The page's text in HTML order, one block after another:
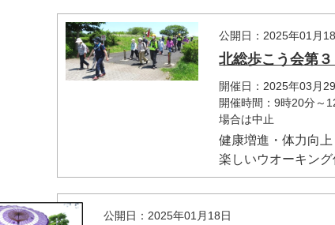
公開日：2025年01月
北総歩こう会第
開催日：2025年03月29
開催時間：9時20分～
場合は中止
健康増進・体力向
楽しいウオーキン
公開日：2025年01月18日